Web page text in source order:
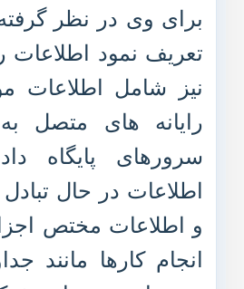
برای وی در نظر
تعریف نمود
نیز شامل اطلاعات
رایانه های متصل
سرورهای پایگاه
اطلاعات در حال
و اطلاعات مختص
انجام کارها مانند